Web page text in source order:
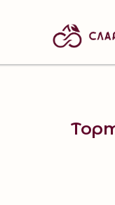
РАССЧИТАТЬ